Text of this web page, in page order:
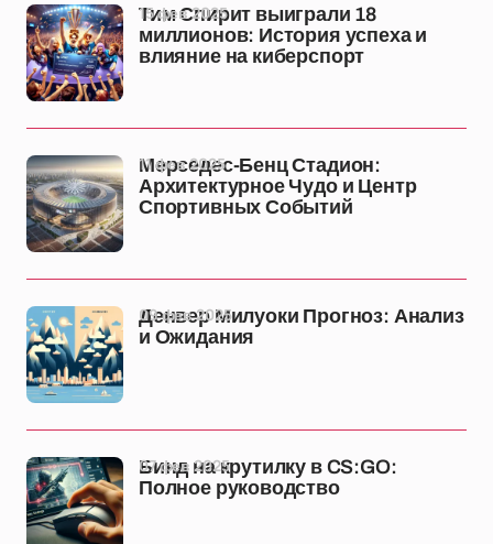
Тим Спирит выиграли 18
миллионов: История успеха и
влияние на киберспорт
15 фев 2025
Мерседес-Бенц Стадион:
Архитектурное Чудо и Центр
Спортивных Событий
11 фев 2025
Денвер Милуоки Прогноз: Анализ
и Ожидания
09 фев 2025
Бинд на крутилку в CS:GO:
Полное руководство
07 фев 2025